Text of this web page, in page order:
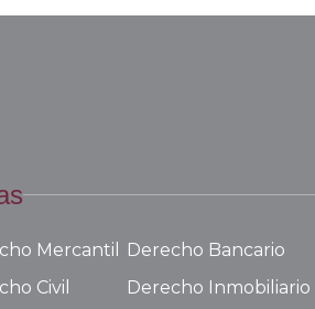
Mercantil
Civil
Derecho Bancario
Derecho Inmobiliario